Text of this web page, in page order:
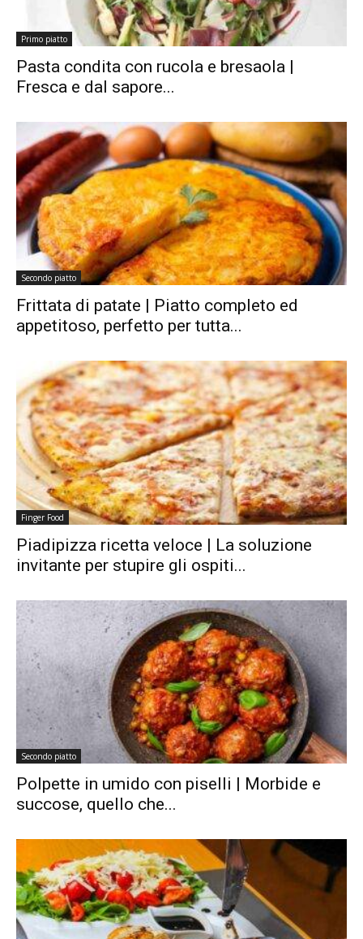
Primo piatto
Pasta condita con rucola e bresaola |
Fresca e dal sapore...
Secondo piatto
Frittata di patate | Piatto completo ed
appetitoso, perfetto per tutta...
Finger Food
Piadipizza ricetta veloce | La soluzione
invitante per stupire gli ospiti...
Secondo piatto
Polpette in umido con piselli | Morbide e
succose, quello che...